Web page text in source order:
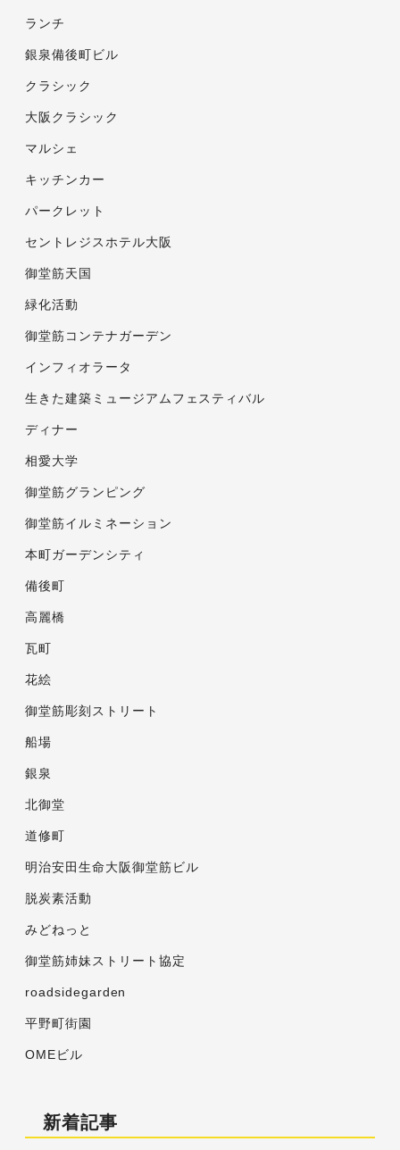
ランチ
銀泉備後町ビル
クラシック
大阪クラシック
マルシェ
キッチンカー
パークレット
セントレジスホテル大阪
御堂筋天国
緑化活動
御堂筋コンテナガーデン
インフィオラータ
生きた建築ミュージアムフェスティバル
ディナー
相愛大学
御堂筋グランピング
御堂筋イルミネーション
本町ガーデンシティ
備後町
高麗橋
瓦町
花絵
御堂筋彫刻ストリート
船場
銀泉
北御堂
道修町
明治安田生命大阪御堂筋ビル
脱炭素活動
みどねっと
御堂筋姉妹ストリート協定
roadsidegarden
平野町街園
OMEビル
新着記事